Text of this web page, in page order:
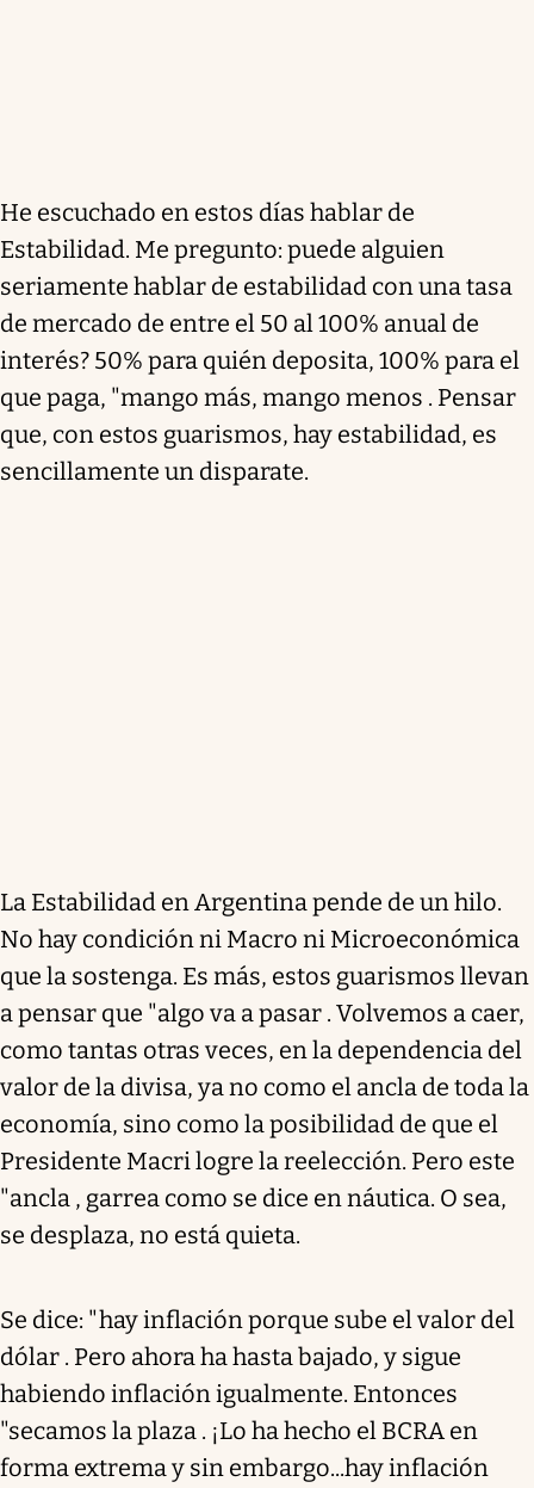
He escuchado en estos días hablar de
Estabilidad. Me pregunto: puede alguien
seriamente hablar de estabilidad con una tasa
de mercado de entre el 50 al 100% anual de
interés? 50% para quién deposita, 100% para el
que paga, "mango más, mango menos . Pensar
que, con estos guarismos, hay estabilidad, es
sencillamente un disparate.
La Estabilidad en Argentina pende de un hilo.
No hay condición ni Macro ni Microeconómica
que la sostenga. Es más, estos guarismos llevan
a pensar que "algo va a pasar . Volvemos a caer,
como tantas otras veces, en la dependencia del
valor de la divisa, ya no como el ancla de toda la
economía, sino como la posibilidad de que el
Presidente Macri logre la reelección. Pero este
"ancla , garrea como se dice en náutica. O sea,
se desplaza, no está quieta.
Se dice: "hay inflación porque sube el valor del
dólar . Pero ahora ha hasta bajado, y sigue
habiendo inflación igualmente. Entonces
"secamos la plaza . ¡Lo ha hecho el BCRA en
forma extrema y sin embargo...hay inflación